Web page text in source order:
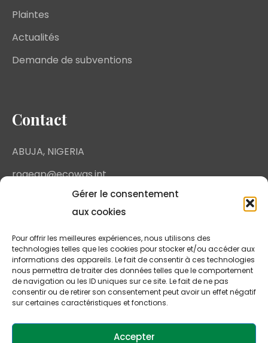
Gérer le consentement
aux cookies
Pour offrir les meilleures expériences, nous utilisons des
technologies telles que les cookies pour stocker et/ou accéder aux
informations des appareils. Le fait de consentir à ces technologies
nous permettra de traiter des données telles que le comportement
de navigation ou les ID uniques sur ce site. Le fait de ne pas
consentir ou de retirer son consentement peut avoir un effet négatif
sur certaines caractéristiques et fonctions.
Accepter
Plaintes
Actualités
Demande de subventions
Contact
ABUJA, NIGERIA
rogeap@ecowas.int
Copyright - 2025 - ECOWAS - ROGEAP - All rights
reserved.